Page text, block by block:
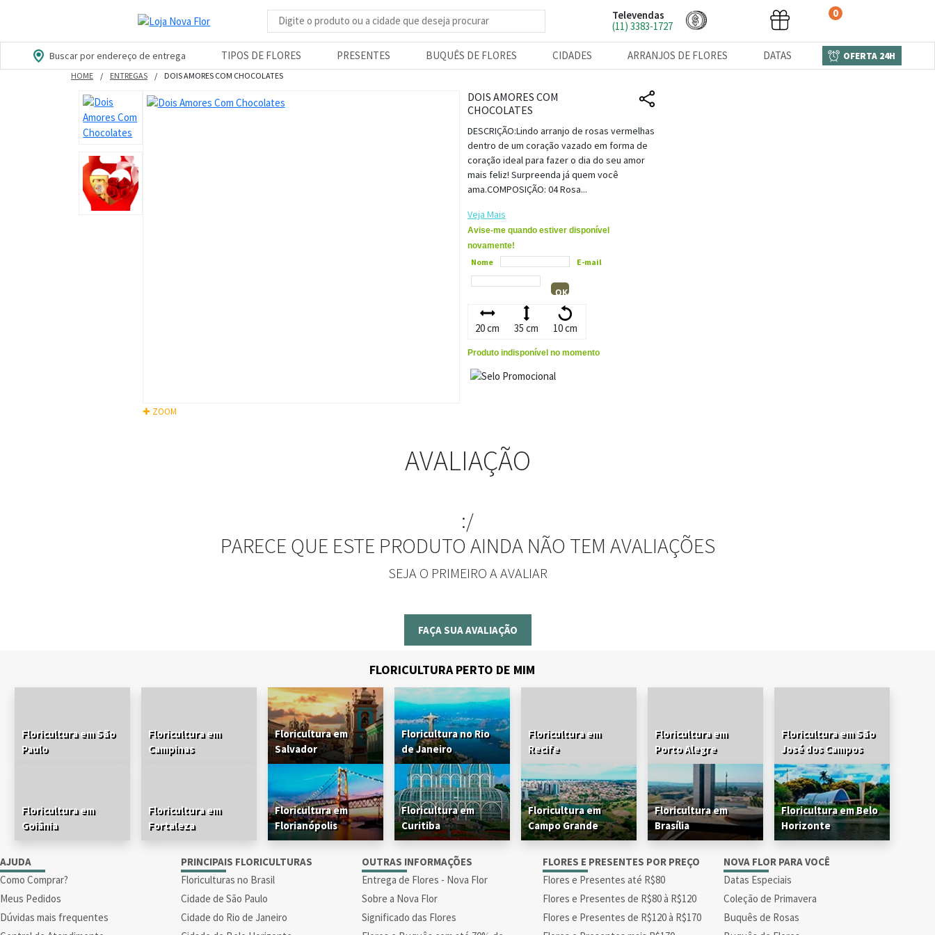
Busca de produtos
Televendas
(11) 3383-1727
0
Buscar por endereço de entrega TIPOS DE FLORES PRESENTES BUQUÊS DE FLORES CIDADES ARRANJOS DE FLORES DATAS OFERTA 24H
HOME ENTREGAS DOIS AMORES COM CHOCOLATES
✚ ZOOM
DOIS AMORES COM
CHOCOLATES
DESCRIÇÃO:Lindo arranjo de rosas vermelhas
dentro de um coração vazado em forma de
coração ideal para fazer o dia do seu amor
mais feliz! Surpreenda já quem você
ama.COMPOSIÇÃO: 04 Rosa...
Veja Mais
Avise-me quando estiver disponível
novamente!
Nome E-mail
OK
20 cm 35 cm 10 cm
Produto indisponível no momento
AVALIAÇÃO
:/
PARECE QUE ESTE PRODUTO AINDA NÃO TEM AVALIAÇÕES
SEJA O PRIMEIRO A AVALIAR
FAÇA SUA AVALIAÇÃO
FLORICULTURA PERTO DE MIM
Floricultura em São
Paulo
Floricultura em
Campinas
Floricultura em
Salvador
Floricultura no Rio
de Janeiro
Floricultura em
Recife
Floricultura em
Porto Alegre
Floricultura em São
José dos Campos
Floricultura em
Goiânia
Floricultura em
Fortaleza
Floricultura em
Florianópolis
Floricultura em
Curitiba
Floricultura em
Campo Grande
Floricultura em
Brasília
Floricultura em Belo
Horizonte
AJUDA
Como Comprar?
Meus Pedidos
Dúvidas mais frequentes
PRINCIPAIS FLORICULTURAS
Floriculturas no Brasil
Cidade de São Paulo
Cidade do Rio de Janeiro
OUTRAS INFORMAÇÕES
Entrega de Flores - Nova Flor
Sobre a Nova Flor
Significado das Flores
FLORES E PRESENTES POR PREÇO
Flores e Presentes até R$80
Flores e Presentes de R$80 à R$120
Flores e Presentes de R$120 à R$170
NOVA FLOR PARA VOCÊ
Datas Especiais
Coleção de Primavera
Buquês de Rosas